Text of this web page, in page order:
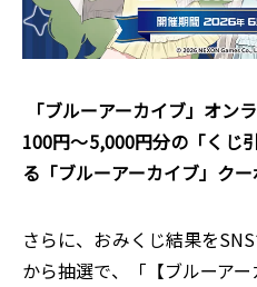
「ブルーアーカイブ」オン
100円～5,000円分の「くじ
る「ブルーアーカイブ」ク
さらに、おみくじ結果を
から抽選で、「【ブルーア